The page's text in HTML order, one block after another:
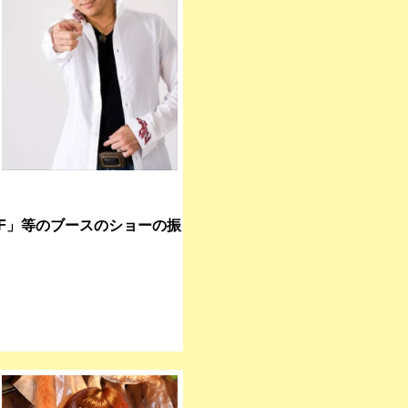
等のブースのショーの振